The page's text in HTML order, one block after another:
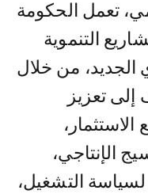
تعمل الحكومة
التنموية
الجديد، من خلال
تعزيز
الإنتاجي،
التشغيل،